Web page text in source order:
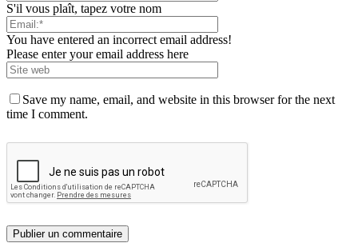
S'il vous plaît, tapez votre nom
You have entered an incorrect email address!
Please enter your email address here
Save my name, email, and website in this browser for the next
time I comment.